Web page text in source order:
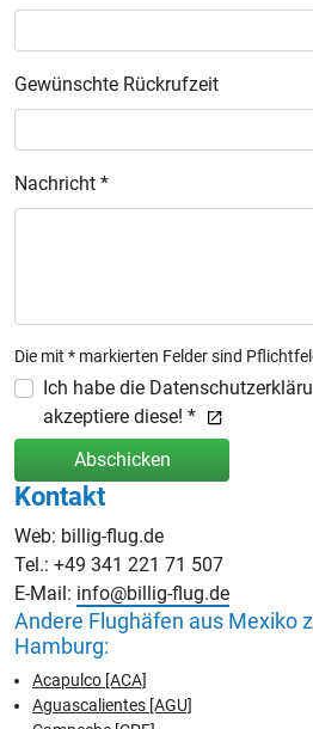
Gewünschte Rückrufzeit
Nachricht *
Die mit * markierten Felder sind
Ich habe die
akzeptiere diese! *
Abschicken
Kontakt
Web: billig-flug.de
Tel.: +49 341 221 71 507
E-Mail: info@billig-flug.de
Andere Flughäfen aus Mexiko
Hamburg:
Acapulco [ACA]
Aguascalientes [AGU]